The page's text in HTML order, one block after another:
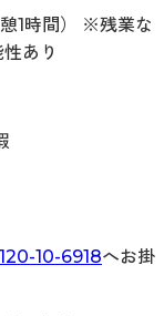
1時間） ※残業な
あり
10-6918へお掛